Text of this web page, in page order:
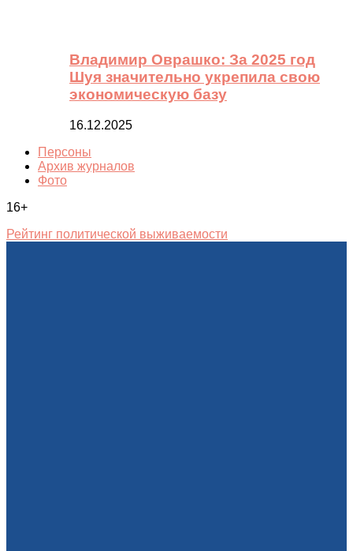
Владимир Оврашко: За 2025 год
Шуя значительно укрепила свою
экономическую базу
16.12.2025
Персоны
Архив журналов
Фото
16+
Рейтинг политической выживаемости